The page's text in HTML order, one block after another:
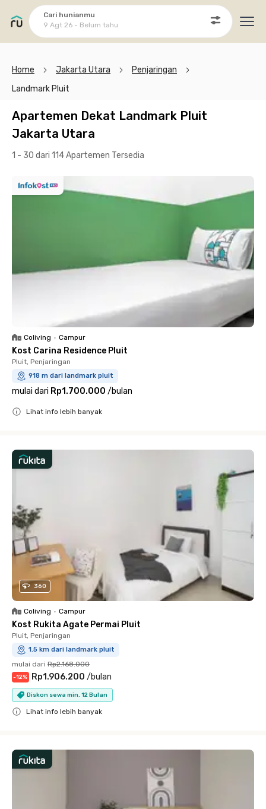
Cari hunianmu
9 Agt 26 - Belum tahu
Home Jakarta Utara
Penjaringan
Landmark Pluit
Apartemen Dekat Landmark Pluit
Jakarta Utara
1 - 30 dari 114 Apartemen Tersedia
Coliving • Campur
Kost Carina Residence Pluit
Pluit, Penjaringan
918 m dari landmark pluit
mulai dari Rp1.700.000 /bulan
Lihat info lebih banyak
360
Coliving • Campur
Kost Rukita Agate Permai Pluit
Pluit, Penjaringan
1.5 km dari landmark pluit
mulai dari Rp2.168.000
-12% Rp1.906.200 /bulan
Diskon sewa min. 12 Bulan
Lihat info lebih banyak